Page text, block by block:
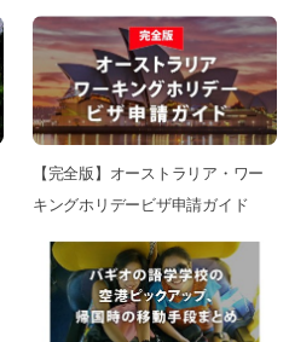
【完全版】オーストラリア・ワー
キングホリデービザ申請ガイド